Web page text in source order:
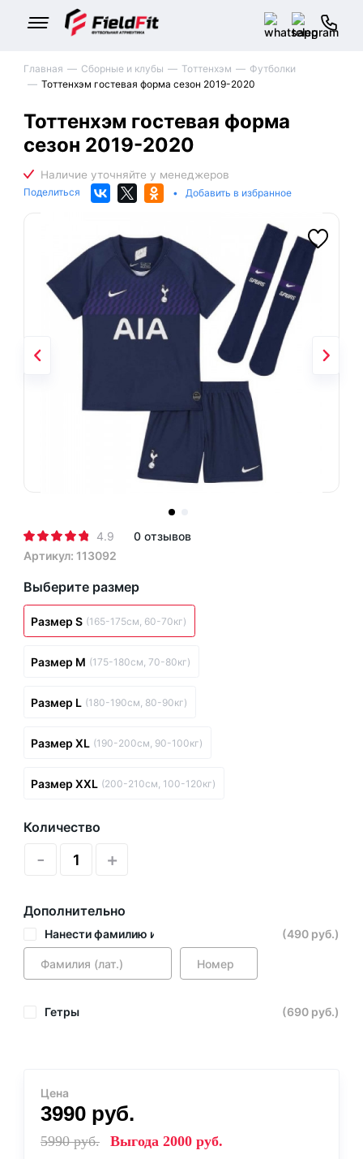
Главная Сборные и клубы Тоттенхэм
Футболки
Тоттенхэм гостевая форма сезон 2019-2020
Тоттенхэм гостевая форма
сезон 2019-2020
Поделиться • Добавить в избранное
4.9
0 отзывов
Артикул: 113092
Выберите размер
Размер S (165-175см, 60-70кг)
Размер M (175-180см, 70-80кг)
Размер L (180-190см, 80-90кг)
Размер XL (190-200см, 90-100кг)
Размер XXL (200-210см, 100-120кг)
Количество
- +
Дополнительно
Нанести фамилию и номер (490 руб.)
Гетры (690 руб.)
Цена
3990 руб.
5990руб. Выгода 2000 руб.